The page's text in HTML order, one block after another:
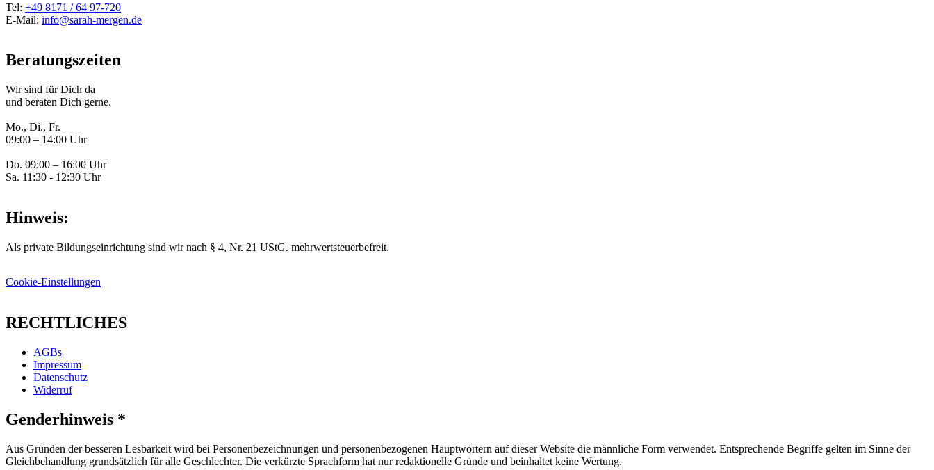
Tel: +49 8171 / 64 97-720
E-Mail: info@sarah-mergen.de
Beratungszeiten
Wir sind für Dich da
und beraten Dich gerne.
Mo., Di., Fr.
09:00 – 14:00 Uhr
Do. 09:00 – 16:00 Uhr
Sa. 11:30 - 12:30 Uhr
Hinweis:
Als private Bildungseinrichtung sind wir nach § 4, Nr. 21 UStG. mehrwertsteuerbefreit.
Cookie-Einstellungen
RECHTLICHES
AGBs
Impressum
Datenschutz
Widerruf
Genderhinweis *
Aus Gründen der besseren Lesbarkeit wird bei Personenbezeichnungen und personenbezogenen Hauptwörtern auf dieser Website die männliche Form verwendet. Entsprechende Begriffe gelten im Sinne der
Gleichbehandlung grundsätzlich für alle Geschlechter. Die verkürzte Sprachform hat nur redaktionelle Gründe und beinhaltet keine Wertung.